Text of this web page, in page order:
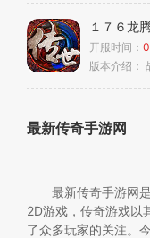
１７６龙
开服时间：
版本介绍：
最新传奇手游网
最新传奇手游网
2D游戏，传奇游戏以
了众多玩家的关注。